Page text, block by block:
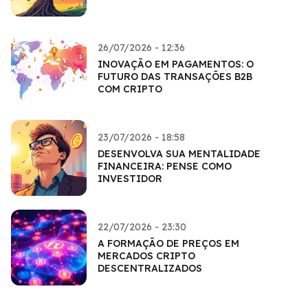
26/07/2026 - 12:36
INOVAÇÃO EM PAGAMENTOS: O
FUTURO DAS TRANSAÇÕES B2B
COM CRIPTO
23/07/2026 - 18:58
DESENVOLVA SUA MENTALIDADE
FINANCEIRA: PENSE COMO
INVESTIDOR
22/07/2026 - 23:30
A FORMAÇÃO DE PREÇOS EM
MERCADOS CRIPTO
DESCENTRALIZADOS